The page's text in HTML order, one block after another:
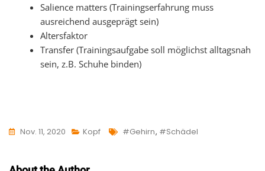
Salience matters (Trainingserfahrung muss
ausreichend ausgeprägt sein)
Altersfaktor
Transfer (Trainingsaufgabe soll möglichst alltagsnah
sein, z.B. Schuhe binden)
Nov. 11, 2020 Kopf Tags
#gehirn, #schädel